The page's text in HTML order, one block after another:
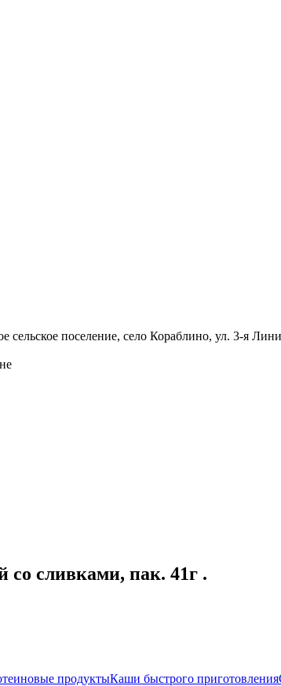
поселение, село Кораблино, ул. 3-я
сливками, пак. 41г .
продуктыКаши быстрого приготовления